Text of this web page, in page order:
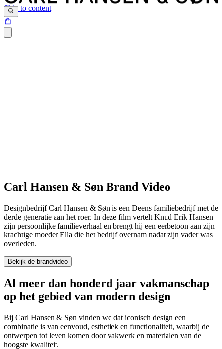
Skip to content
zien en aan te raken om ze te begrijpen en er verliefd op te worden.
Carl Hansen & Søn Brand Video
Designbedrijf Carl Hansen & Søn is een Deens familiebedrijf met de
derde generatie aan het roer. In deze film vertelt Knud Erik Hansen
zijn persoonlijke familieverhaal en brengt hij een eerbetoon aan zijn
krachtige moeder Ella die het bedrijf overnam nadat zijn vader was
overleden.
Bekijk de brandvideo
Al meer dan honderd jaar vakmanschap
op het gebied van modern design
Bij Carl Hansen & Søn vinden we dat iconisch design een
combinatie is van eenvoud, esthetiek en functionaliteit, waarbij de
ontwerpen tot leven komen door vakwerk en materialen van de
hoogste kwaliteit.